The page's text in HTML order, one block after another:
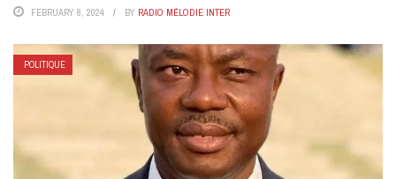
FEBRUARY 8, 2024 BY RADIO MÉLODIE INTER
POLITIQUE